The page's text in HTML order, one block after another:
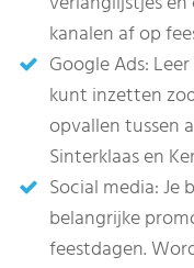
kanalen af op
Google Ads:
kunt inzetten
opvallen tussen
Sinterklaas en
Social media: Je
belangrijke
feestdagen.